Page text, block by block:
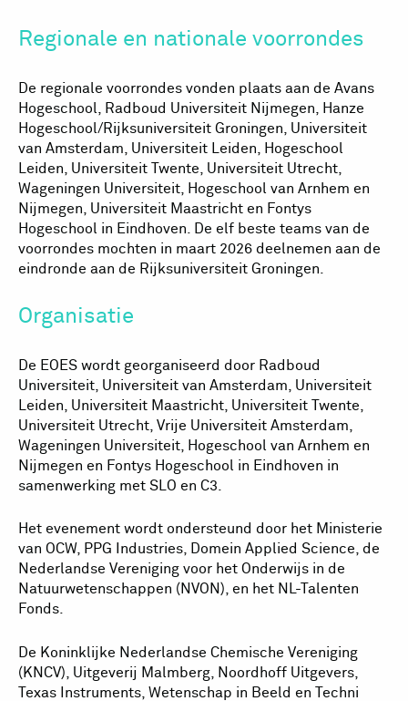
Regionale en nationale voorrondes
De regionale voorrondes vonden plaats aan de Avans
Hogeschool, Radboud Universiteit Nijmegen, Hanze
Hogeschool/Rijksuniversiteit Groningen, Universiteit
van Amsterdam, Universiteit Leiden, Hogeschool
Leiden, Universiteit Twente, Universiteit Utrecht,
Wageningen Universiteit, Hogeschool van Arnhem en
Nijmegen, Universiteit Maastricht en Fontys
Hogeschool in Eindhoven. De elf beste teams van de
voorrondes mochten in maart 2026 deelnemen aan de
eindronde aan de Rijksuniversiteit Groningen.
Organisatie
De EOES wordt georganiseerd door Radboud
Universiteit, Universiteit van Amsterdam, Universiteit
Leiden, Universiteit Maastricht, Universiteit Twente,
Universiteit Utrecht, Vrije Universiteit Amsterdam,
Wageningen Universiteit, Hogeschool van Arnhem en
Nijmegen en Fontys Hogeschool in Eindhoven in
samenwerking met SLO en C3.
Het evenement wordt ondersteund door het Ministerie
van OCW, PPG Industries, Domein Applied Science, de
Nederlandse Vereniging voor het Onderwijs in de
Natuurwetenschappen (NVON), en het NL-Talenten
Fonds.
De Koninklijke Nederlandse Chemische Vereniging
(KNCV), Uitgeverij Malmberg, Noordhoff Uitgevers,
Texas Instruments, Wetenschap in Beeld en Techni